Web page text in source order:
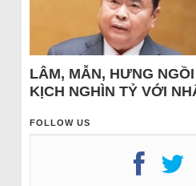
LÂM, MẪN, HƯNG
KỊCH NGHÌN TỶ VỚI
FOLLOW US